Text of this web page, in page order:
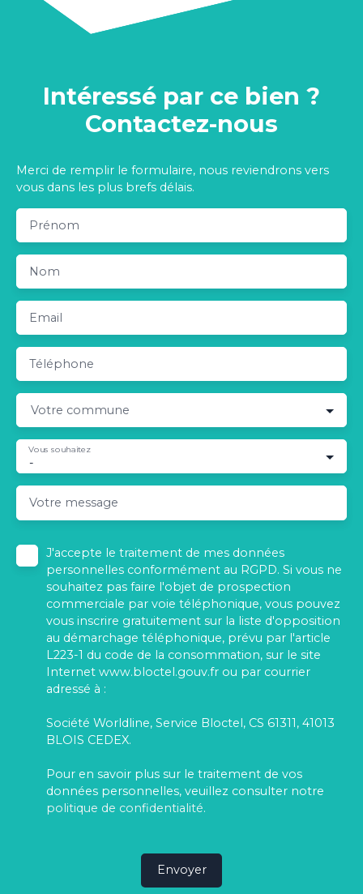
Intéressé par ce bien ?
Contactez-nous
Merci de remplir le formulaire, nous reviendrons vers
vous dans les plus brefs délais.
Prénom
Nom
Email
Téléphone
Votre commune
-
Vous souhaitez
Votre message
J'accepte le traitement de mes données
personnelles conformément au RGPD. Si vous ne
souhaitez pas faire l'objet de prospection
commerciale par voie téléphonique, vous pouvez
vous inscrire gratuitement sur la liste d'opposition
au démarchage téléphonique, prévu par l'article
L223-1 du code de la consommation, sur le site
Internet www.bloctel.gouv.fr ou par courrier
adressé à :
Société Worldline, Service Bloctel, CS 61311, 41013
BLOIS CEDEX.
Pour en savoir plus sur le traitement de vos
données personnelles, veuillez consulter notre
politique de confidentialité.
Envoyer